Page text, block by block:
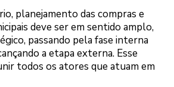
planejamento das compras e
deve ser em sentido amplo,
passando pela fase interna
a etapa externa. Esse
todos os atores que atuam em